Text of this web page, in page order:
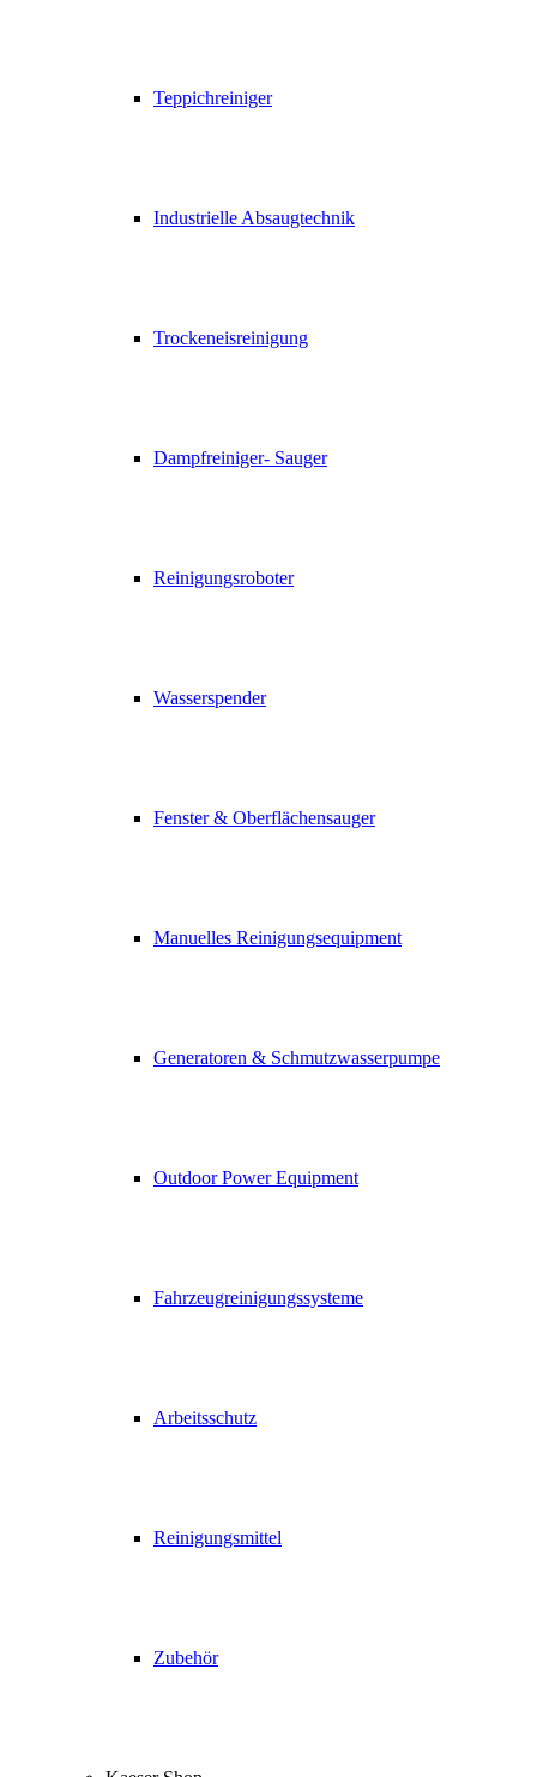
Teppichreiniger
Industrielle Absaugtechnik
Trockeneisreinigung
Dampfreiniger- Sauger
Reinigungsroboter
Wasserspender
Fenster & Oberflächensauger
Manuelles Reinigungsequipment
Generatoren & Schmutzwasserpumpe
Outdoor Power Equipment
Fahrzeugreinigungssysteme
Arbeitsschutz
Reinigungsmittel
Zubehör